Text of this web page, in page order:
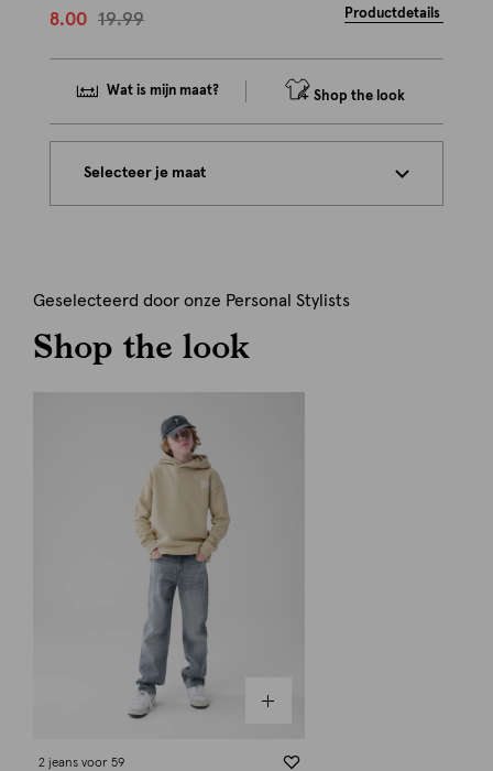
8.00 19.99 Productdetails
Wat is mijn maat? Shop the look
Selecteer je maat
Geselecteerd door onze Personal Stylists
Shop the look
2 jeans voor 59